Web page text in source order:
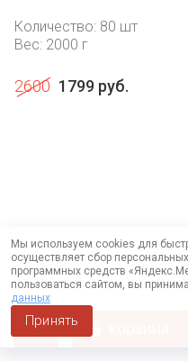
Количество: 80 шт
Вес: 2000 г
2600 1799 руб.
Мы используем cookies для
осуществляет сбор
программных средств
пользоваться сайтом, вы
данных
Принять